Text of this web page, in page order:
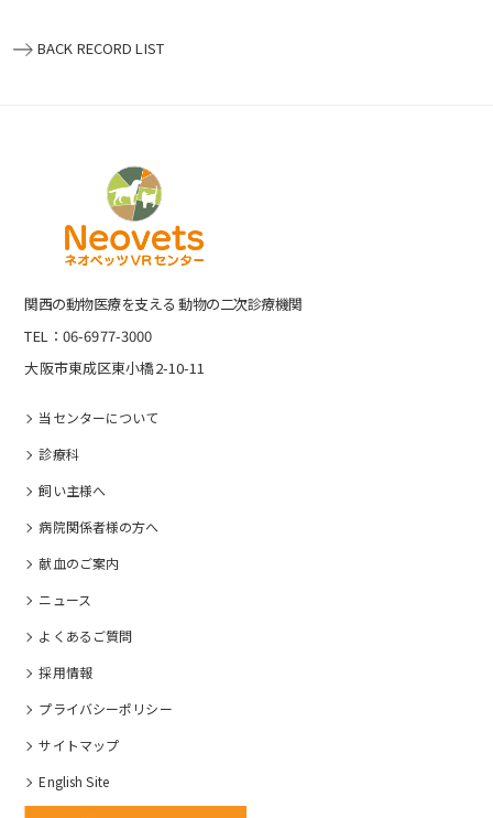
BACK RECORD LIST
関⻄の動物医療を⽀える 動物の⼆次診療機関
TEL：06-6977-3000
大阪市東成区東小橋2-10-11
当センターについて
診療科
飼い主様へ
病院関係者様の⽅へ
献血のご案内
ニュース
よくあるご質問
採⽤情報
プライバシーポリシー
サイトマップ
English Site